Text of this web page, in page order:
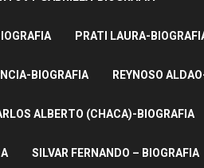
PRATI LAURA-
BIOGRAFIA REYNOSO
ALBERTO (CHACA)-BIOGRAFIA
SILVAR FERNANDO – BIOGRAFIA